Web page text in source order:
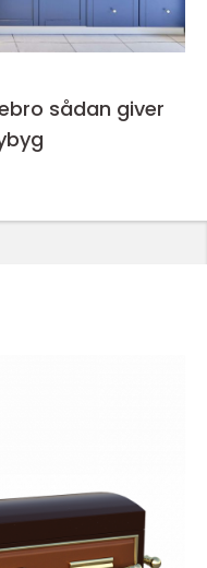
giver